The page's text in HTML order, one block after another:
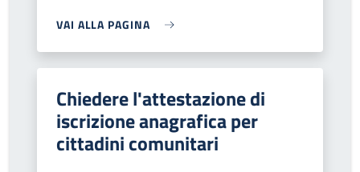
VAI ALLA PAGINA
Chiedere l'attestazione di
iscrizione anagrafica per
cittadini comunitari